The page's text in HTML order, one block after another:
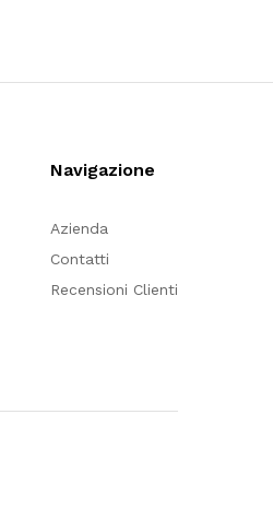
Navigazione
Azienda
Contatti
Recensioni Clienti